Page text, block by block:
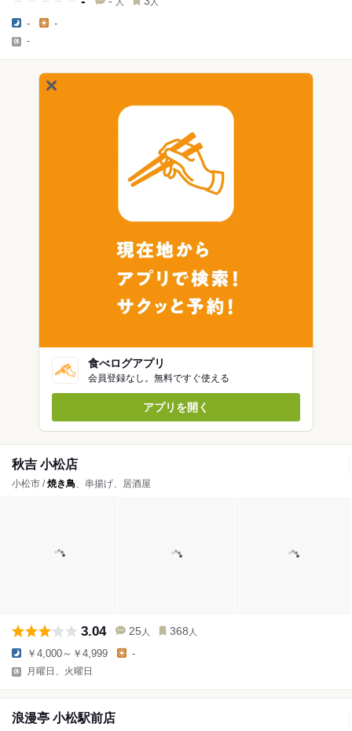
- -
-
食べログアプリ
会員登録なし。無料ですぐ使える
アプリを開く
秋吉 小松店
小松市 /焼き鳥、串揚げ、居酒屋
3.04 25 人 368 人
￥4,000～￥4,999 -
月曜日、火曜日
浪漫亭 小松駅前店